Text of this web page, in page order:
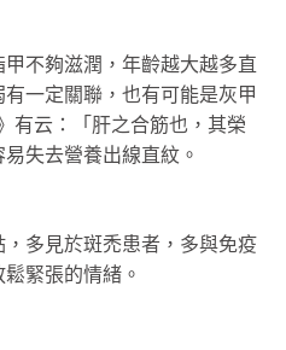
不夠滋潤，年齡越大越多直
一定關聯，也有可能是灰甲
有云：「肝之合筋也，其榮
失去營養出線直紋。
多見於斑禿患者，多與免疫
緊張的情緒。